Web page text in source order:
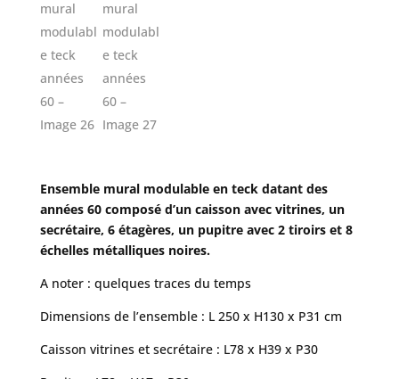
Ensemble mural modulable en teck datant des
années 60 composé d’un caisson avec vitrines, un
secrétaire, 6 étagères, un pupitre avec 2 tiroirs et 8
échelles métalliques noires.
A noter : quelques traces du temps
Dimensions de l’ensemble : L 250 x H130 x P31 cm
Caisson vitrines et secrétaire : L78 x H39 x P30